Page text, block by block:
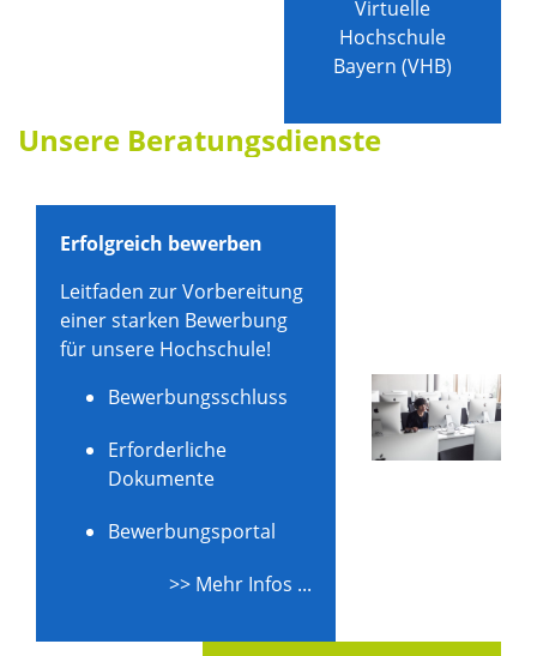
Virtuelle
Hochschule
Bayern (VHB)
Unsere Beratungsdienste
Erfolgreich bewerben
Leitfaden zur Vorbereitung
einer starken Bewerbung
für unsere Hochschule!
Bewerbungsschluss
Erforderliche
Dokumente
Bewerbungsportal
>> Mehr Infos ...